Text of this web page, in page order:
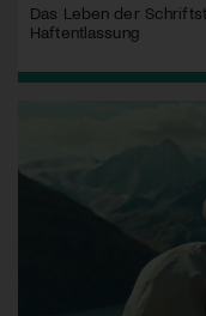
Das Leben der
Haftentlassung